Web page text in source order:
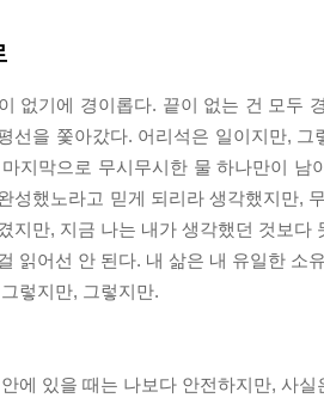
없기에 경이롭다. 끝이 없는 건 모두
선을 쫓아갔다. 어리석은 일이지만,
지막으로 무시무시한 물 하나만이
성했노라고 믿게 되리라 생각했지만,
지만, 지금 나는 내가 생각했던 것보다
읽어선 안 된다. 내 삶은 내 유일한 소
렇지만, 그렇지만.
에 있을 때는 나보다 안전하지만, 사